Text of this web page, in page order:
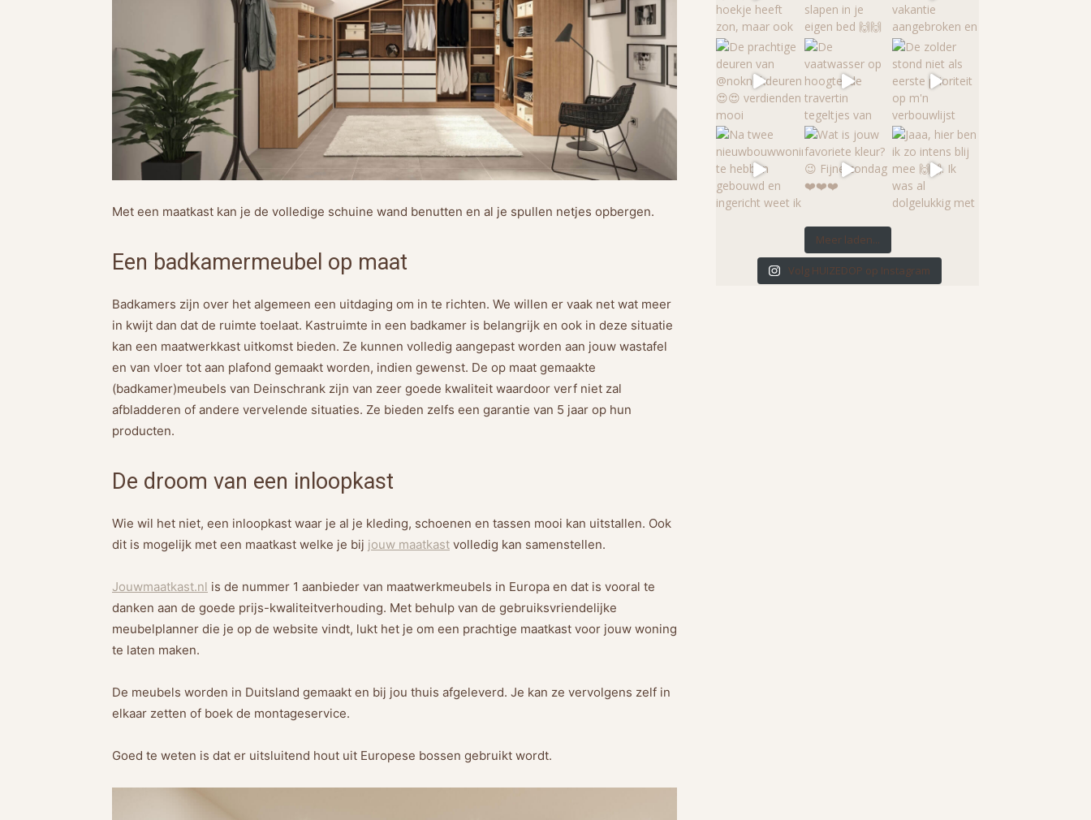
Met een maatkast kan je de volledige schuine wand benutten en al je spullen netjes opbergen.
Een badkamermeubel op maat
Badkamers zijn over het algemeen een uitdaging om in te richten. We willen er vaak net wat meer
in kwijt dan dat de ruimte toelaat. Kastruimte in een badkamer is belangrijk en ook in deze situatie
kan een maatwerkkast uitkomst bieden. Ze kunnen volledig aangepast worden aan jouw wastafel
en van vloer tot aan plafond gemaakt worden, indien gewenst. De op maat gemaakte
(badkamer)meubels van Deinschrank zijn van zeer goede kwaliteit waardoor verf niet zal
afbladderen of andere vervelende situaties. Ze bieden zelfs een garantie van 5 jaar op hun
producten.
De droom van een inloopkast
Wie wil het niet, een inloopkast waar je al je kleding, schoenen en tassen mooi kan uitstallen. Ook
dit is mogelijk met een maatkast welke je bij jouw maatkast volledig kan samenstellen.
Jouwmaatkast.nl is de nummer 1 aanbieder van maatwerkmeubels in Europa en dat is vooral te
danken aan de goede prijs-kwaliteitverhouding. Met behulp van de gebruiksvriendelijke
meubelplanner die je op de website vindt, lukt het je om een prachtige maatkast voor jouw woning
te laten maken.
De meubels worden in Duitsland gemaakt en bij jou thuis afgeleverd. Je kan ze vervolgens zelf in
elkaar zetten of boek de montageservice.
Goed te weten is dat er uitsluitend hout uit Europese bossen gebruikt wordt.
Meer laden...
Volg HUIZEDOP op Instagram